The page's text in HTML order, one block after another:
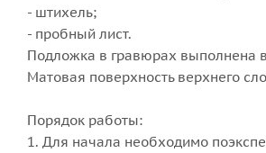
- штихель;
- пробный лист.
Подложка в гравюрах выполнена
Матовая поверхность верхнего
Порядок работы:
1. Для начала необходимо